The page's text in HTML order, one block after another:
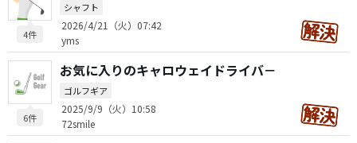
4件
シャフト
2026/4/21（火）07:42
yms
6件
お気に入りのキャロウェイドライバ－
ゴルフギア
2025/9/9（火）10:58
72smile